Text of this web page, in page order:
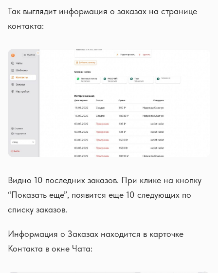
Так выглядит информация о заказах на странице
контакта:
Видно 10 последних заказов. При клике на кнопку
“Показать еще”, появится еще 10 следующих по
списку заказов.
Информация о Заказах находится в карточке
Контакта в окне Чата: